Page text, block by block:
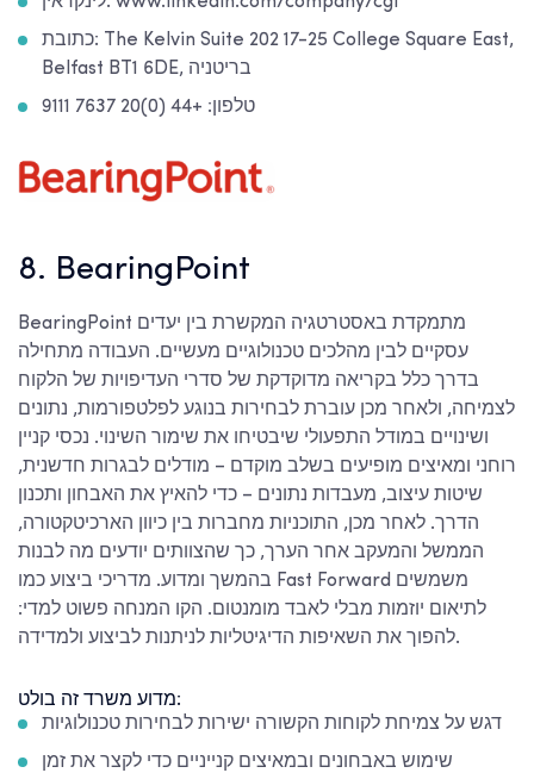
כתובת: The Kelvin Suite 202 17-25 College Square East,
Belfast BT1 6DE, בריטניה
טלפון: +44 (0)20 7637 9111
8. BearingPoint
BearingPoint מתמקדת באסטרטגיה המקשרת בין יעדים
עסקיים לבין מהלכים טכנולוגיים מעשיים. העבודה מתחילה
בדרך כלל בקריאה מדוקדקת של סדרי העדיפויות של הלקוח
לצמיחה, ולאחר מכן עוברת לבחירות בנוגע לפלטפורמות, נתונים
ושינויים במודל התפעולי שיבטיחו את שימור השינוי. נכסי קניין
רוחני ומאיצים מופיעים בשלב מוקדם – מודלים לבגרות חדשנית,
שיטות עיצוב, מעבדות נתונים – כדי להאיץ את האבחון ותכנון
הדרך. לאחר מכן, התוכניות מחברות בין כיוון הארכיטקטורה,
הממשל והמעקב אחר הערך, כך שהצוותים יודעים מה לבנות
בהמשך ומדוע. מדריכי ביצוע כמו Fast Forward משמשים
לתיאום יוזמות מבלי לאבד מומנטום. הקו המנחה פשוט למדי:
להפוך את השאיפות הדיגיטליות לניתנות לביצוע ולמדידה.
מדוע משרד זה בולט:
דגש על צמיחת לקוחות הקשורה ישירות לבחירות טכנולוגיות
שימוש באבחונים ובמאיצים קנייניים כדי לקצר את זמן